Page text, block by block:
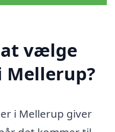
at vælge
i Mellerup giver